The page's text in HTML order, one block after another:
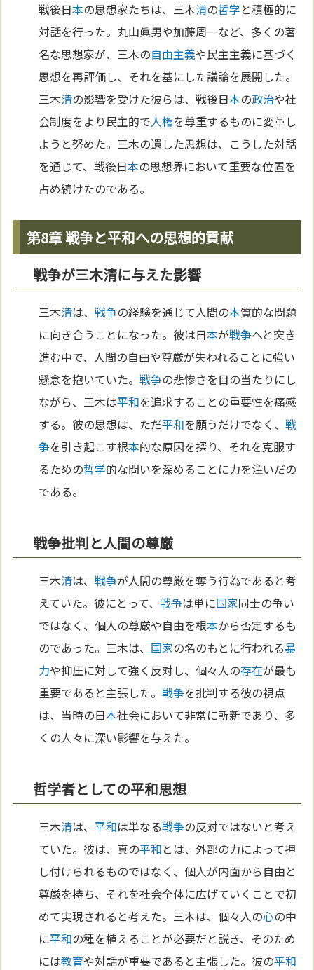
戦後日本の思想家たちは、三木清の哲学と積極的に
対話を行った。丸山眞男や加藤周一など、多くの著
名な思想家が、三木の自由主義や民主主義に基づく
思想を再評価し、それを基にした議論を展開した。
三木清の影響を受けた彼らは、戦後日本の政治や社
会制度をより民主的で人権を尊重するものに変革し
ようと努めた。三木の遺した思想は、こうした対話
を通じて、戦後日本の思想界において重要な位置を
占め続けたのである。
第8章 戦争と平和への思想的貢献
戦争が三木清に与えた影響
三木清は、戦争の経験を通じて人間の本質的な問題
に向き合うことになった。彼は日本が戦争へと突き
進む中で、人間の自由や尊厳が失われることに強い
懸念を抱いていた。戦争の悲惨さを目の当たりにし
ながら、三木は平和を追求することの重要性を痛感
する。彼の思想は、ただ平和を願うだけでなく、戦
争を引き起こす根本的な原因を探り、それを克服す
るための哲学的な問いを深めることに力を注いだの
である。
戦争批判と人間の尊厳
三木清は、戦争が人間の尊厳を奪う行為であると考
えていた。彼にとって、戦争は単に国家同士の争い
ではなく、個人の尊厳や自由を根本から否定するも
のであった。三木は、 国家の名のもとに行われる暴
力や抑圧に対して強く反対し、個々人の存在が最も
重要であると主張した。戦争を批判する彼の視点
は、当時の日本社会において非常に斬新であり、多
くの人々に深い影響を与えた。
哲学者としての平和思想
三木清は、平和は単なる戦争の反対ではないと考え
ていた。彼は、真の平和とは、外部の力によって押
し付けられるものではなく、個人が内面から自由と
尊厳を持ち、それを社会全体に広げていくことで初
めて実現されると考えた。三木は、個々人の心の中
に平和の種を植えることが必要だと説き、そのため
には教育や対話が重要であると主張した。彼の平和